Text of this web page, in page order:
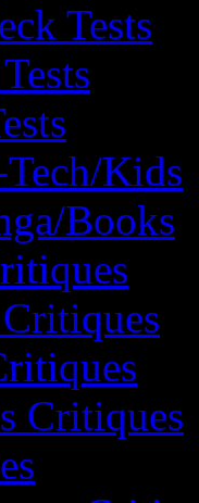
Tests
Kids
Books
Critiques